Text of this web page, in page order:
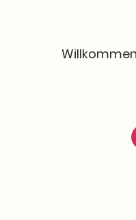
Willkommen